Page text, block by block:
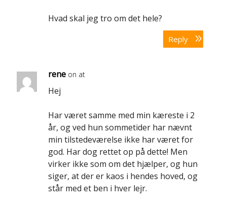
Hvad skal jeg tro om det hele?
Reply
rene on at
Hej
Har været samme med min kæreste i 2
år, og ved hun sommetider har nævnt
min tilstedeværelse ikke har været for
god. Har dog rettet op på dette! Men
virker ikke som om det hjælper, og hun
siger, at der er kaos i hendes hoved, og
står med et ben i hver lejr.